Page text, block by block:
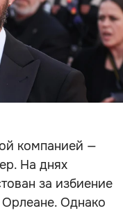
компанией —
На днях
за избиение
Однако